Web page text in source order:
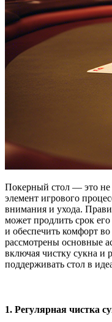
Покерный стол — это не
элемент игрового
внимания и ухода.
может продлить срок
и обеспечить комфорт
рассмотрены основные
включая чистку сукна и
поддерживать стол в
1. Регулярная чистка